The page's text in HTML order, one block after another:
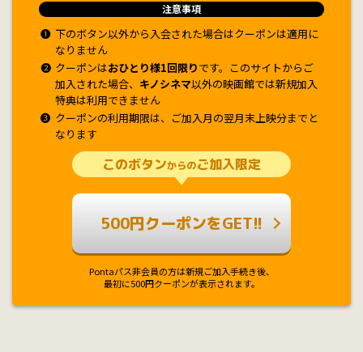
注意事項
❶ 下のボタン以外から入会された場合はクーポンは適用に
なりません
❷ クーポンはおひとり様1回限りです。このサイトからご
加入された場合、 キノシネマ以外の映画館では新規加入
特典は利用できません
❸ クーポンの利用期限は、ご加入月の翌月末上映分までと
なります
このボタンからのご加入限定
500円クーポンをGET!!
Pontaパス非会員の方は新規ご加入手続き後、
最初に500円クーポンが表示されます。